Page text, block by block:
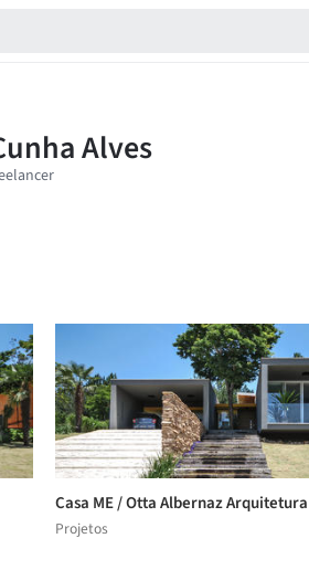
Casa ME / Otta Albernaz Arquitetura
Projetos